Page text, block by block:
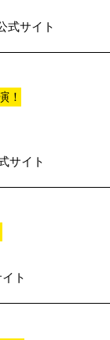
式サイト
！
サイト
ト